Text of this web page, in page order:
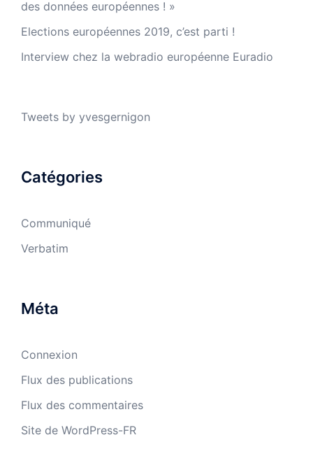
des données européennes ! »
Elections européennes 2019, c’est parti !
Interview chez la webradio européenne Euradio
Tweets by yvesgernigon
Catégories
Communiqué
Verbatim
Méta
Connexion
Flux des publications
Flux des commentaires
Site de WordPress-FR